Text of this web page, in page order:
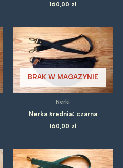
160,00 zł
BRAK W MAGAZYNIE
Nerki
Nerka średnia: czarna
160,00 zł